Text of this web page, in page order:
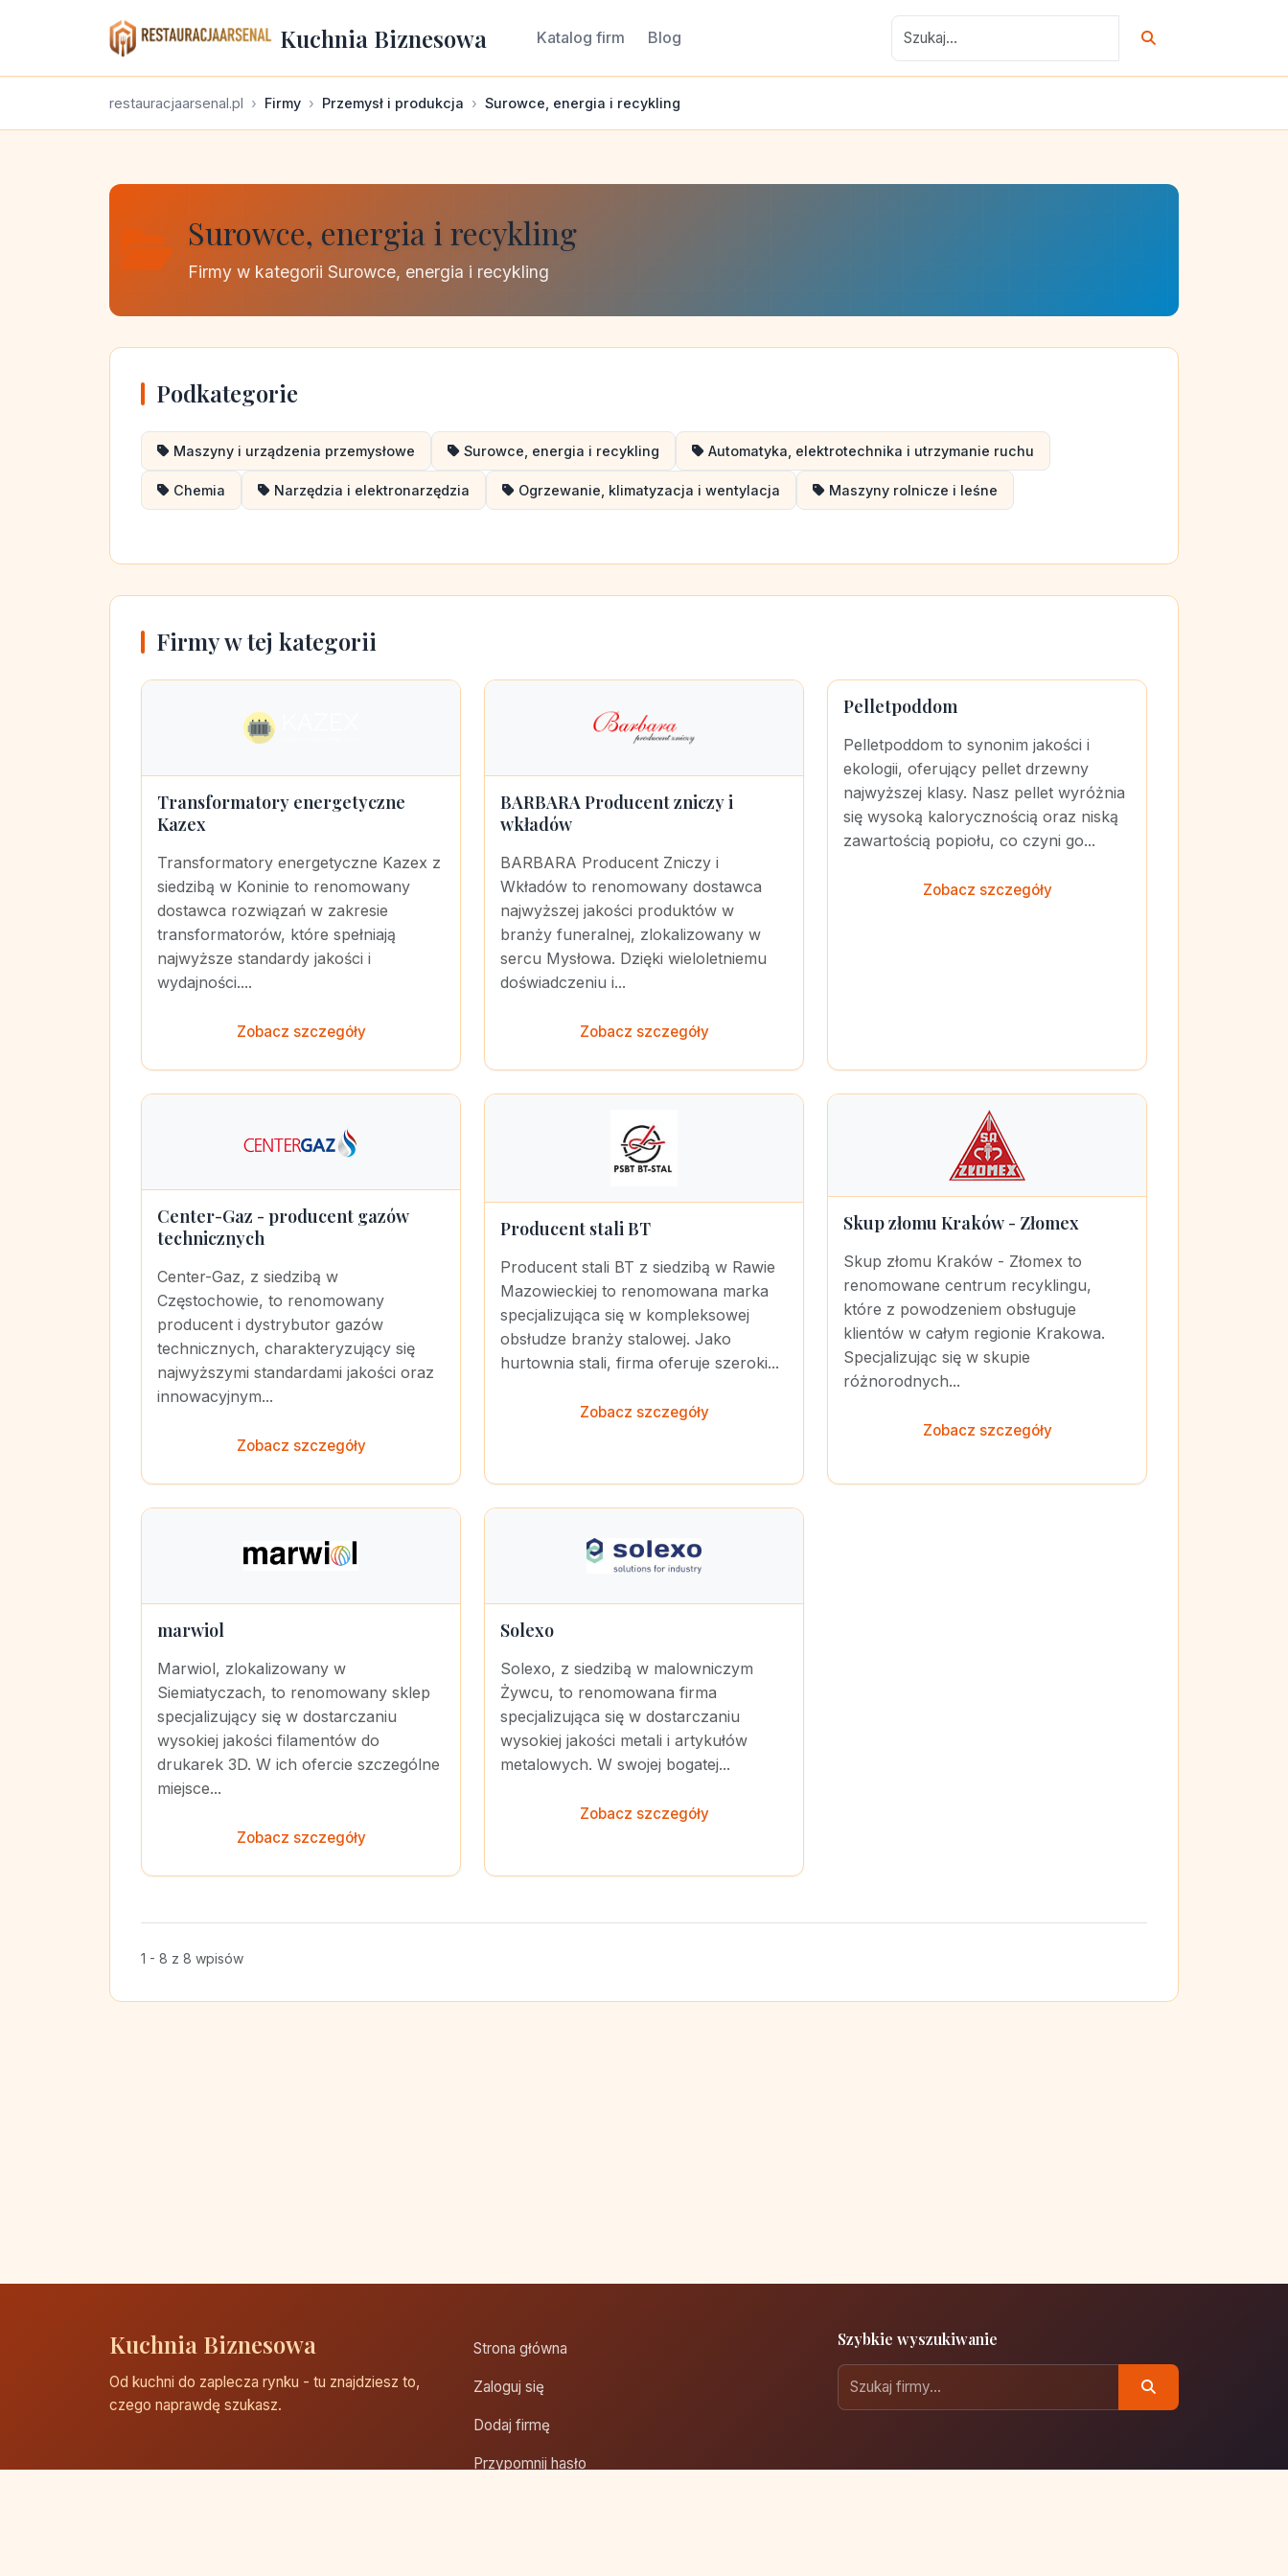
Kuchnia Biznesowa Katalog firm Blog
restauracjaarsenal.pl Firmy Przemysł i produkcja Surowce, energia i recykling
Surowce, energia i recykling
Firmy w kategorii Surowce, energia i recykling
Podkategorie
Maszyny i urządzenia przemysłowe Surowce, energia i recykling Automatyka, elektrotechnika i utrzymanie ruchu
Chemia Narzędzia i elektronarzędzia Ogrzewanie, klimatyzacja i wentylacja Maszyny rolnicze i leśne
Firmy w tej kategorii
Transformatory energetyczne
Kazex
Transformatory energetyczne Kazex z
siedzibą w Koninie to renomowany
dostawca rozwiązań w zakresie
transformatorów, które spełniają
najwyższe standardy jakości i
wydajności....
Zobacz szczegóły
BARBARA Producent zniczy i
wkładów
BARBARA Producent Zniczy i
Wkładów to renomowany dostawca
najwyższej jakości produktów w
branży funeralnej, zlokalizowany w
sercu Mysłowa. Dzięki wieloletniemu
doświadczeniu i...
Zobacz szczegóły
Pelletpoddom
Pelletpoddom to synonim jakości i
ekologii, oferujący pellet drzewny
najwyższej klasy. Nasz pellet wyróżnia
się wysoką kalorycznością oraz niską
zawartością popiołu, co czyni go...
Zobacz szczegóły
Center-Gaz - producent gazów
technicznych
Center-Gaz, z siedzibą w
Częstochowie, to renomowany
producent i dystrybutor gazów
technicznych, charakteryzujący się
najwyższymi standardami jakości oraz
innowacyjnym...
Zobacz szczegóły
Producent stali BT
Producent stali BT z siedzibą w Rawie
Mazowieckiej to renomowana marka
specjalizująca się w kompleksowej
obsłudze branży stalowej. Jako
hurtownia stali, firma oferuje szeroki...
Zobacz szczegóły
Skup złomu Kraków - Złomex
Skup złomu Kraków - Złomex to
renomowane centrum recyklingu,
które z powodzeniem obsługuje
klientów w całym regionie Krakowa.
Specjalizując się w skupie
różnorodnych...
Zobacz szczegóły
marwiol
Marwiol, zlokalizowany w
Siemiatyczach, to renomowany sklep
specjalizujący się w dostarczaniu
wysokiej jakości filamentów do
drukarek 3D. W ich ofercie szczególne
miejsce...
Zobacz szczegóły
Solexo
Solexo, z siedzibą w malowniczym
Żywcu, to renomowana firma
specjalizująca się w dostarczaniu
wysokiej jakości metali i artykułów
metalowych. W swojej bogatej...
Zobacz szczegóły
1 - 8 z 8 wpisów
Kuchnia Biznesowa
Od kuchni do zaplecza rynku - tu znajdziesz to,
czego naprawdę szukasz.
Strona główna
Zaloguj się
Dodaj firmę
Przypomnij hasło
Szybkie wyszukiwanie